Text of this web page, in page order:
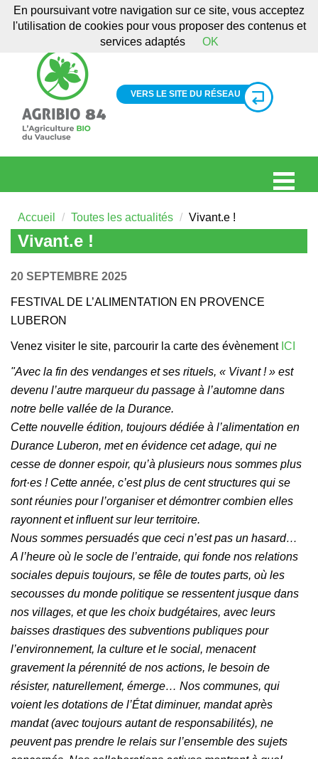
VERS LE SITE DU RÉSEAU
Accueil Toutes les actualités Vivant.e !
Vivant.e !
20 SEPTEMBRE 2025
FESTIVAL DE L’ALIMENTATION EN PROVENCE
LUBERON
Venez visiter le site, parcourir la carte des évènement ICI
"Avec la fin des vendanges et ses rituels, « Vivant ! » est
devenu l’autre marqueur du passage à l’automne dans
notre belle vallée de la Durance.
Cette nouvelle édition, toujours dédiée à l’alimentation en
Durance Luberon, met en évidence cet adage, qui ne
cesse de donner espoir, qu’à plusieurs nous sommes plus
fort·es ! Cette année, c’est plus de cent structures qui se
sont réunies pour l’organiser et démontrer combien elles
rayonnent et influent sur leur territoire.
Nous sommes persuadés que ceci n’est pas un hasard…
A l’heure où le socle de l’entraide, qui fonde nos relations
sociales depuis toujours, se fêle de toutes parts, où les
secousses du monde politique se ressentent jusque dans
nos villages, et que les choix budgétaires, avec leurs
baisses drastiques des subventions publiques pour
l’environnement, la culture et le social, menacent
gravement la pérennité de nos actions, le besoin de
résister, naturellement, émerge… Nos communes, qui
voient les dotations de l’État diminuer, mandat après
mandat (avec toujours autant de responsabilités), ne
peuvent pas prendre le relais sur l’ensemble des sujets
En poursuivant votre navigation sur ce site, vous acceptez
l'utilisation de cookies pour vous proposer des contenus et
services adaptés
OK